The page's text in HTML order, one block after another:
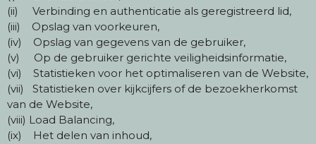
(ii) Verbinding en authenticatie als geregistreerd lid,
(iii) Opslag van voorkeuren,
(iv) Opslag van gegevens van de gebruiker,
(v) Op de gebruiker gerichte veiligheidsinformatie,
(vi) Statistieken voor het optimaliseren van de Website,
(vii) Statistieken over kijkcijfers of de bezoekherkomst
van de Website,
(viii) Load Balancing,
(ix) Het delen van inhoud,